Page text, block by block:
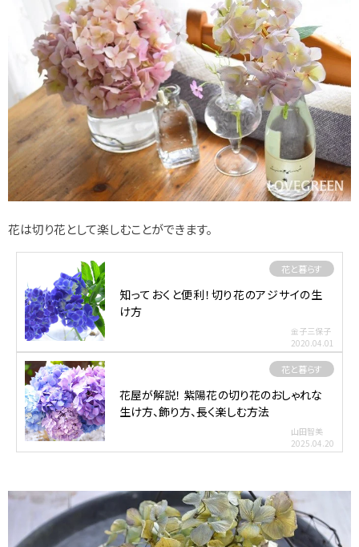
花は切り花として楽しむことができます。
花と暮らす
知っておくと便利！切り花のアジサイの生
け方
金子三保子
2020.04.01
花と暮らす
花屋が解説！ 紫陽花の切り花のおしゃれな
生け方、飾り方、長く楽しむ方法
山田智美
2025.04.20